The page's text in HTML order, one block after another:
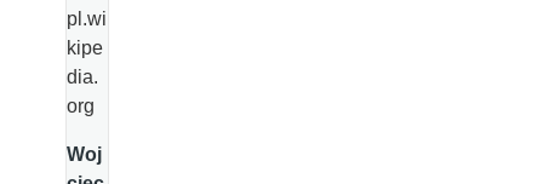
pl.wi
kipe
dia.
org
Woj